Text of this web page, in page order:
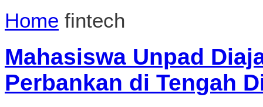
Home fintech
Mahasiswa Unpad
Perbankan di Tengah